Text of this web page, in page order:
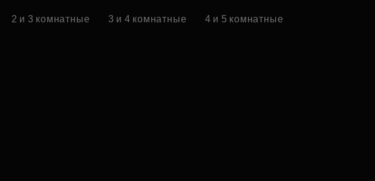
2 и 3 комнатные 3 и 4 комнатные 4 и 5 комнатные